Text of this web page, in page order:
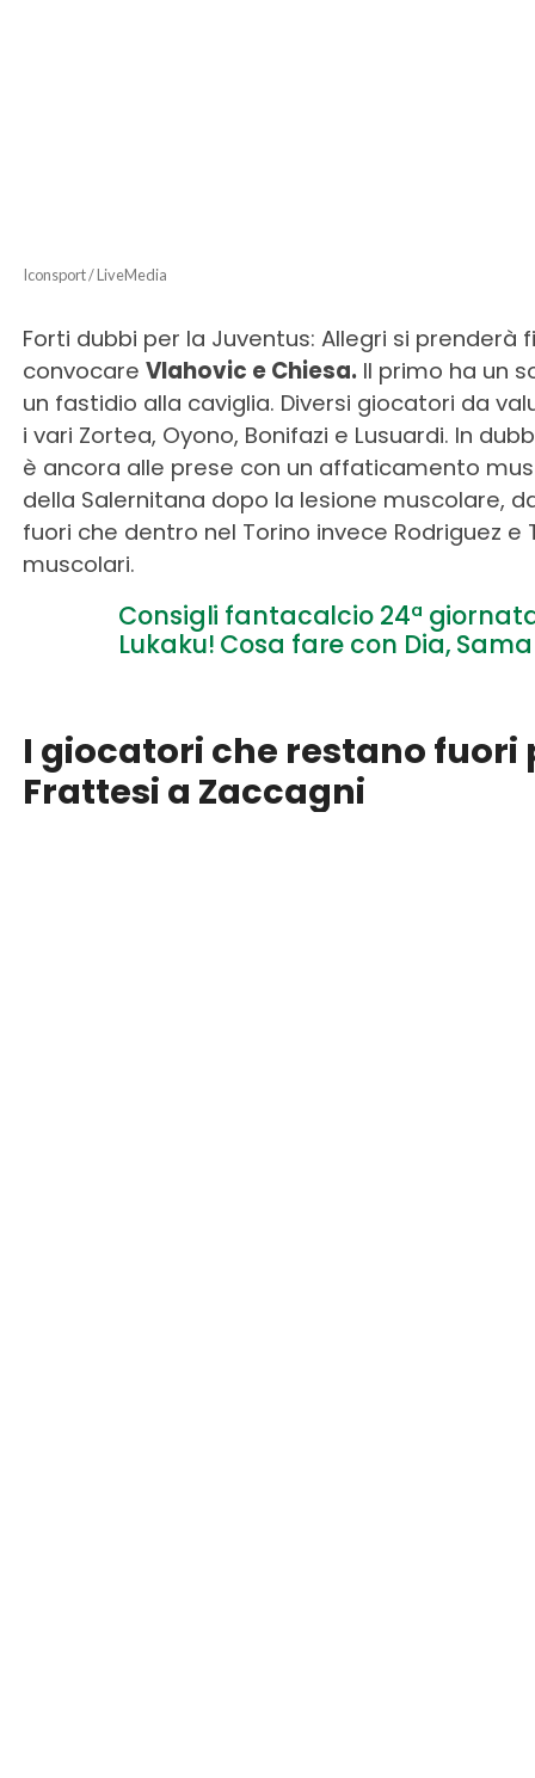
Iconsport / LiveMedia
Forti dubbi per la Juventus: Allegri si prenderà
convocare Vlahovic e Chiesa. Il primo ha un
un fastidio alla caviglia. Diversi giocatori da
i vari Zortea, Oyono, Bonifazi e Lusuardi. In
è ancora alle prese con un affaticamento
della Salernitana dopo la lesione muscolare,
fuori che dentro nel Torino invece Rodriguez
muscolari.
Consigli fantacalcio 24ª
Lukaku! Cosa fare con Dia,
I giocatori che restano fuori
Frattesi a Zaccagni